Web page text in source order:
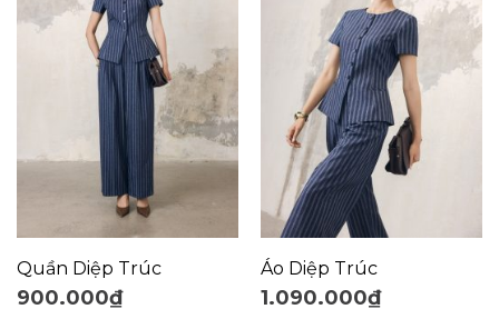
Quần Diệp Trúc
900.000₫
Áo Diệp Trúc
1.090.000₫